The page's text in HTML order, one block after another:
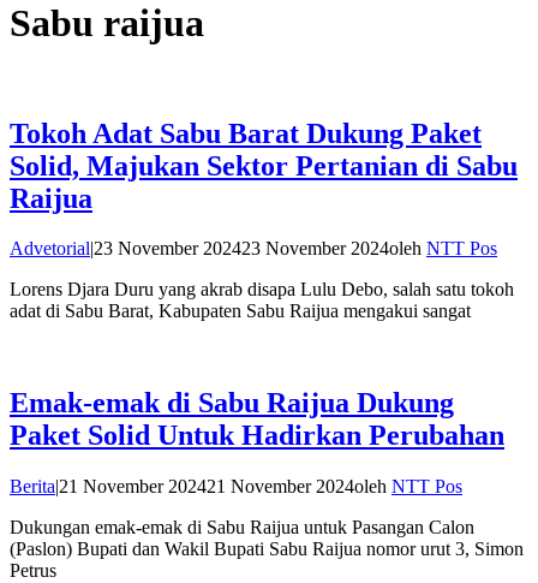
Sabu raijua
Tokoh Adat Sabu Barat Dukung Paket
Solid, Majukan Sektor Pertanian di Sabu
Raijua
Advetorial23 November 202423 November 2024oleh NTT Pos
Lorens Djara Duru yang akrab disapa Lulu Debo, salah satu tokoh
adat di Sabu Barat, Kabupaten Sabu Raijua mengakui sangat
Emak-emak di Sabu Raijua Dukung
Paket Solid Untuk Hadirkan Perubahan
Berita|21 November 202421 November 2024oleh NTT Pos
Dukungan emak-emak di Sabu Raijua untuk Pasangan Calon
(Paslon) Bupati dan Wakil Bupati Sabu Raijua nomor urut 3, Simon
Petrus